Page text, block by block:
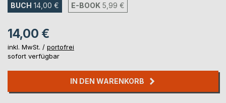
BUCH 14,00 € E-BOOK 5,99 €
14,00 €
inkl. MwSt. / portofrei
sofort verfügbar
IN DEN WARENKORB